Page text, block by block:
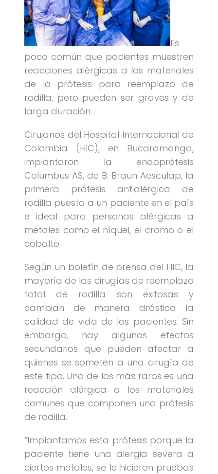
Es
poco común que pacientes muestren
reacciones alérgicas a los materiales
de la prótesis para reemplazo de
rodilla, pero pueden ser graves y de
larga duración.
Cirujanos del Hospital Internacional de
Colombia (HIC), en Bucaramanga,
implantaron la endoprótesis
Columbus AS, de B. Braun Aesculap, la
primera prótesis antialérgica de
rodilla puesta a un paciente en el país
e ideal para personas alérgicas a
metales como el níquel, el cromo o el
cobalto.
Según un boletín de prensa del HIC, la
mayoría de las cirugías de reemplazo
total de rodilla son exitosas y
cambian de manera drástica la
calidad de vida de los pacientes. Sin
embargo, hay algunos efectos
secundarios que pueden afectar a
quienes se someten a una cirugía de
este tipo. Uno de los más raros es una
reacción alérgica a los materiales
comunes que componen una prótesis
de rodilla.
“Implantamos esta prótesis porque la
paciente tiene una alergia severa a
ciertos metales, se le hicieron pruebas